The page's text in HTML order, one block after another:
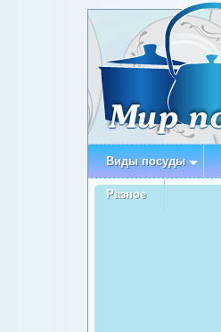
Виды посуды
Разное